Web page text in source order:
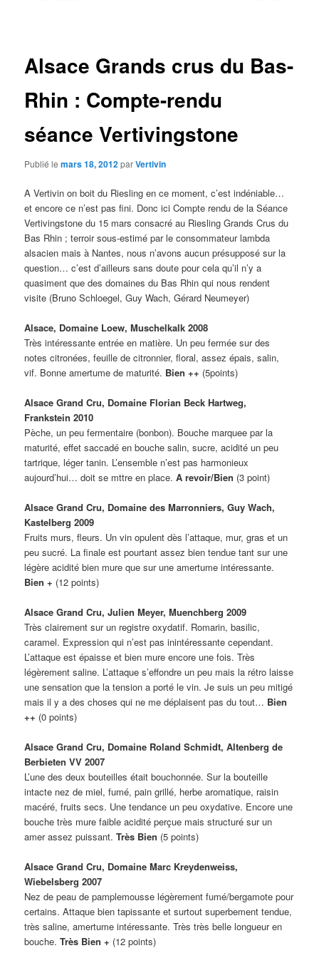
Alsace Grands crus du Bas-
Rhin : Compte-rendu
séance Vertivingstone
Publié lemars 18, 2012parVertivin
A Vertivin on boit du Riesling en ce moment, c’est indéniable…
et encore ce n’est pas fini. Donc ici Compte rendu de la Séance
Vertivingstone du 15 mars consacré au Riesling Grands Crus du
Bas Rhin ; terroir sous-estimé par le consommateur lambda
alsacien mais à Nantes, nous n’avons aucun présupposé sur la
question… c’est d’ailleurs sans doute pour cela qu’il n’y a
quasiment que des domaines du Bas Rhin qui nous rendent
visite (Bruno Schloegel, Guy Wach, Gérard Neumeyer)
Alsace, Domaine Loew, Muschelkalk 2008
Très intéressante entrée en matière. Un peu fermée sur des
notes citronées, feuille de citronnier, floral, assez épais, salin,
vif. Bonne amertume de maturité. Bien ++ (5points)
Alsace Grand Cru, Domaine Florian Beck Hartweg,
Frankstein 2010
Pèche, un peu fermentaire (bonbon). Bouche marquee par la
maturité, effet saccadé en bouche salin, sucre, acidité un peu
tartrique, léger tanin. L’ensemble n’est pas harmonieux
aujourd’hui… doit se mttre en place.A revoir/Bien (3 point)
Alsace Grand Cru, Domaine des Marronniers, Guy Wach,
Kastelberg 2009
Fruits murs, fleurs. Un vin opulent dès l’attaque, mur, gras et un
peu sucré. La finale est pourtant assez bien tendue tant sur une
légère acidité bien mure que sur une amertume intéressante.
Bien + (12 points)
Alsace Grand Cru, Julien Meyer, Muenchberg 2009
Très clairement sur un registre oxydatif. Romarin, basilic,
caramel. Expression qui n’est pas inintéressante cependant.
L’attaque est épaisse et bien mure encore une fois. Très
légèrement saline. L’attaque s’effondre un peu mais la rétro laisse
une sensation que la tension a porté le vin. Je suis un peu mitigé
mais il y a des choses qui ne me déplaisent pas du tout… Bien
++ (0 points)
Alsace Grand Cru, Domaine Roland Schmidt, Altenberg de
Berbieten VV 2007
L’une des deux bouteilles était bouchonnée. Sur la bouteille
intacte nez de miel, fumé, pain grillé, herbe aromatique, raisin
macéré, fruits secs. Une tendance un peu oxydative. Encore une
bouche très mure faible acidité perçue mais structuré sur un
amer assez puissant.Très Bien (5 points)
Alsace Grand Cru, Domaine Marc Kreydenweiss,
Wiebelsberg 2007
Nez de peau de pamplemousse légèrement fumé/bergamote pour
certains. Attaque bien tapissante et surtout superbement tendue,
très saline, amertume intéressante. Très très belle longueur en
bouche.Très Bien + (12 points)